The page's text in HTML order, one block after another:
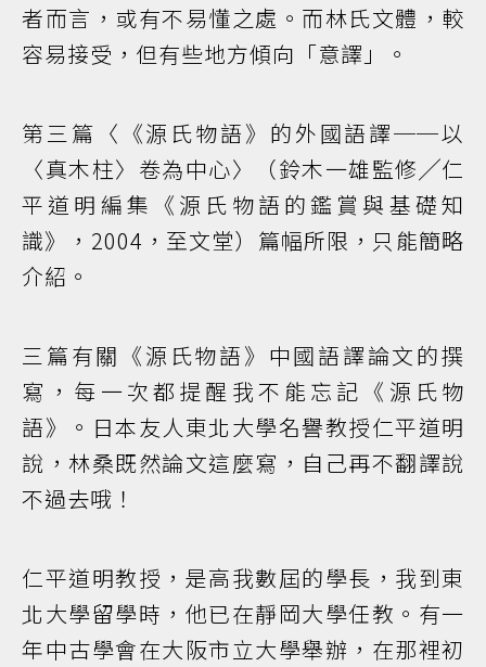
者而言，或有不易懂之處。而林氏文體，較
容易接受，但有些地方傾向「意譯」。
第三篇〈《源氏物語》的外國語譯──以
〈真木柱〉卷為中心〉（鈴木一雄監修╱仁
平道明編集《源氏物語的鑑賞與基礎知
識》，2004，至文堂）篇幅所限，只能簡略
介紹。
三篇有關《源氏物語》中國語譯論文的撰
寫，每一次都提醒我不能忘記《源氏物
語》。日本友人東北大學名譽教授仁平道明
說，林桑既然論文這麼寫，自己再不翻譯說
不過去哦！
仁平道明教授，是高我數屆的學長，我到東
北大學留學時，他已在靜岡大學任教。有一
年中古學會在大阪市立大學舉辦，在那裡初